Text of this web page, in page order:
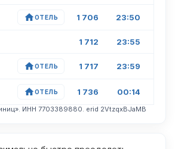
ОТЕЛЬ 1 706 23:50
1 712 23:55
ОТЕЛЬ 1 717 23:59
ОТЕЛЬ 1 736 00:14
ИНН 7703389880. erid 2VtzqxBJaMB